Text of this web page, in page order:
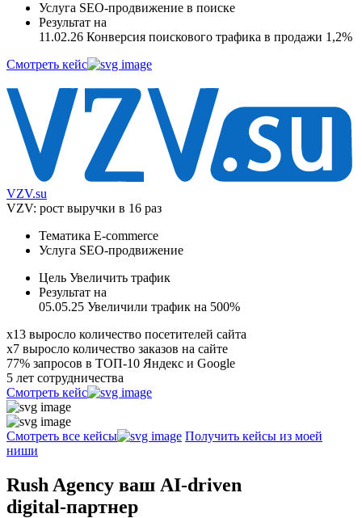
Услуга SEO-продвижение в поиске
Результат на
11.02.26 Конверсия поискового трафика в продажи 1,2%
Смотреть кейс
VZV.su
VZV: рост выручки в 16 раз
Тематика E-commerce
Услуга SEO-продвижение
Цель Увеличить трафик
Результат на
05.05.25 Увеличили трафик на 500%
x13 выросло количество посетителей сайта
х7 выросло количество заказов на сайте
77% запросов в ТОП-10 Яндекс и Google
5 лет сотрудничества
Смотреть кейс
Смотреть все кейсы
Получить кейсы из моей
ниши
Rush Agency ваш AI-driven
digital‑партнер